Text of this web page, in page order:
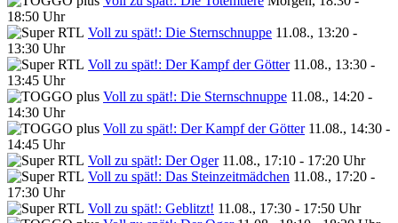
18:50 Uhr
Voll zu spät!: Die Sternschnuppe 11.08., 13:20 -
13:30 Uhr
Voll zu spät!: Der Kampf der Götter 11.08., 13:30 -
13:45 Uhr
Voll zu spät!: Die Sternschnuppe 11.08., 14:20 -
14:30 Uhr
Voll zu spät!: Der Kampf der Götter 11.08., 14:30 -
14:45 Uhr
Voll zu spät!: Der Oger 11.08., 17:10 - 17:20 Uhr
Voll zu spät!: Das Steinzeitmädchen 11.08., 17:20 -
17:30 Uhr
Voll zu spät!: Geblitzt! 11.08., 17:30 - 17:50 Uhr